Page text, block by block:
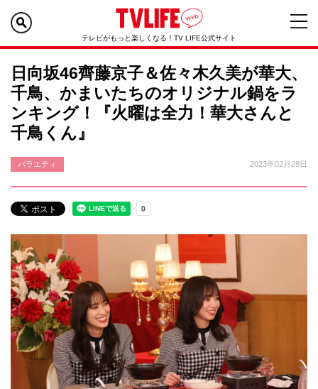
テレビがもっと楽しくなる！TV LIFE公式サイト
日向坂46齊藤京子＆佐々木久美が華大、
千鳥、かまいたちのオリジナル鍋をラ
ンキング！『火曜は全力！華大さんと
千鳥くん』
バラエティ 2023年02月28日